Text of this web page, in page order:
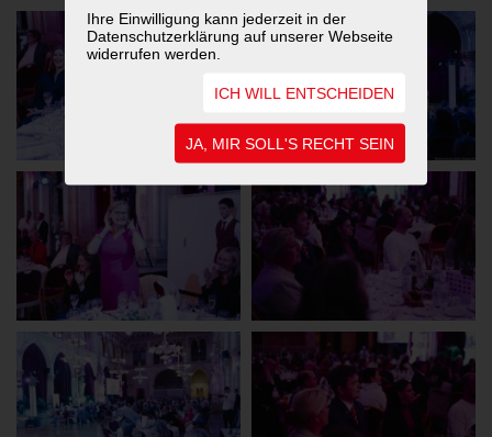
Ihre Einwilligung kann jederzeit in der
Datenschutzerklärung auf unserer Webseite
widerrufen werden.
ICH WILL ENTSCHEIDEN
JA, MIR SOLL'S RECHT SEIN